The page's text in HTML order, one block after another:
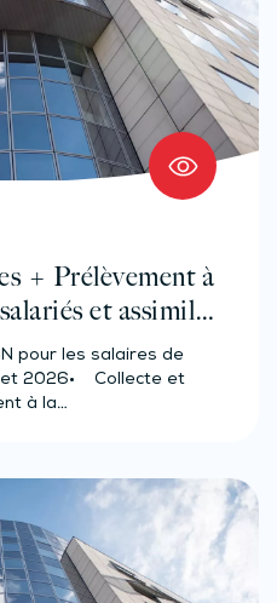
+ Prélèvement à
et assimilés
50 salariés)
pour les salaires de
2026• Collecte et
à la…